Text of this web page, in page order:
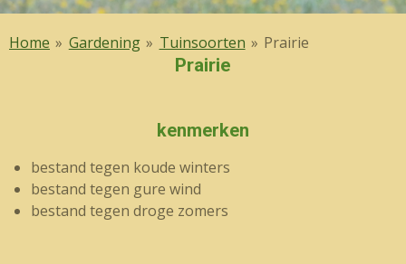
Home » Gardening » Tuinsoorten » Prairie
Prairie
kenmerken
bestand tegen koude winters
bestand tegen gure wind
bestand tegen droge zomers